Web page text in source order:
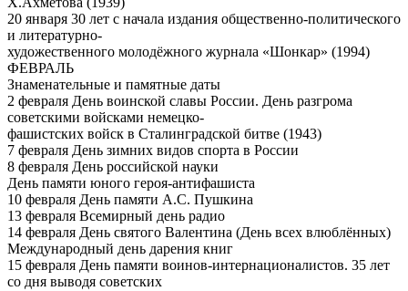
20 января 30 лет с начала издания общественно-политического
и литературно-
художественного молодёжного журнала «Шонкар» (1994)
ФЕВРАЛЬ
Знаменательные и памятные даты
2 февраля День воинской славы России. День разгрома
советскими войсками немецко-
фашистских войск в Сталинградской битве (1943)
7 февраля День зимних видов спорта в России
8 февраля День российской науки
День памяти юного героя-антифашиста
10 февраля День памяти А.С. Пушкина
13 февраля Всемирный день радио
14 февраля День святого Валентина (День всех влюблённых)
Международный день дарения книг
15 февраля День памяти воинов-интернационалистов. 35 лет
со дня выводя советских